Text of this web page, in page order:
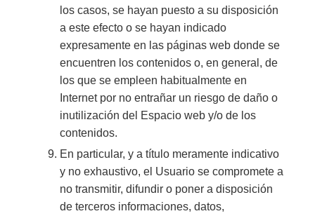
los casos, se hayan puesto a su disposición
a este efecto o se hayan indicado
expresamente en las páginas web donde se
encuentren los contenidos o, en general, de
los que se empleen habitualmente en
Internet por no entrañar un riesgo de daño o
inutilización del Espacio web y/o de los
contenidos.
En particular, y a título meramente indicativo
y no exhaustivo, el Usuario se compromete a
no transmitir, difundir o poner a disposición
de terceros informaciones, datos,